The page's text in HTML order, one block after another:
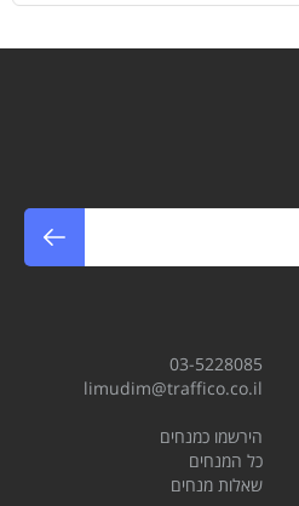
03-5228085
limudim@traffico.co.il
הירשמו כמנחים
כל המנחים
שאלות מנחים